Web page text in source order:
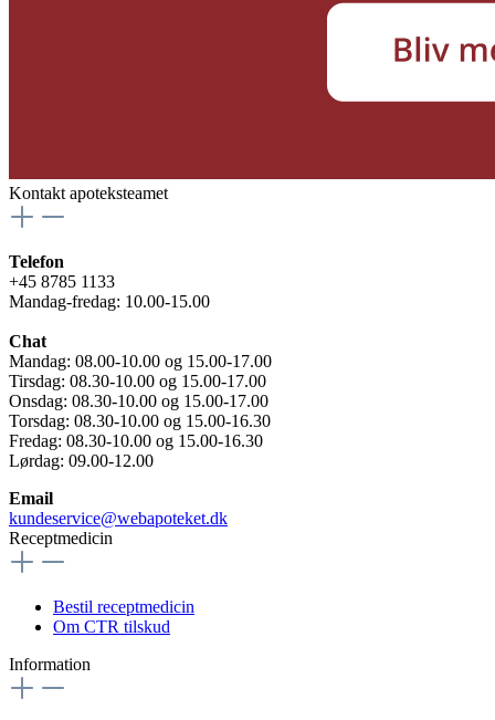
Kontakt apoteksteamet
Telefon
+45 8785 1133
Mandag-fredag: 10.00-15.00
Chat
Mandag: 08.00-10.00 og 15.00-17.00
Tirsdag: 08.30-10.00 og 15.00-17.00
Onsdag: 08.30-10.00 og 15.00-17.00
Torsdag: 08.30-10.00 og 15.00-16.30
Fredag: 08.30-10.00 og 15.00-16.30
Lørdag: 09.00-12.00
Email
kundeservice@webapoteket.dk
Receptmedicin
Bestil receptmedicin
Om CTR tilskud
Information